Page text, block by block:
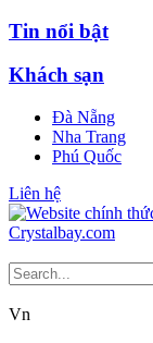
Tin nổi bật
Khách sạn
Đà Nẵng
Nha Trang
Phú Quốc
Liên hệ
Vn